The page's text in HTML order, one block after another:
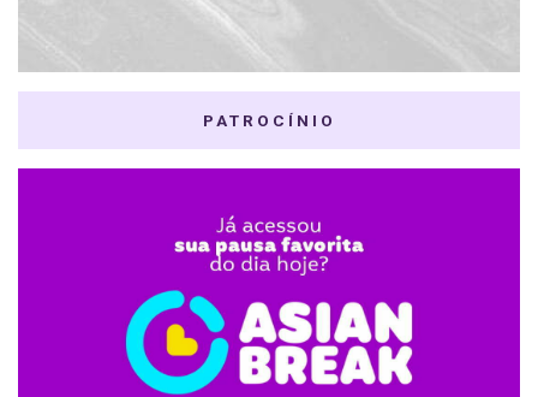
PATROCÍNIO